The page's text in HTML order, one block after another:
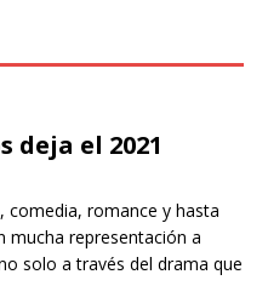
deja el 2021
comedia, romance y hasta
mucha representación a
solo a través del drama que